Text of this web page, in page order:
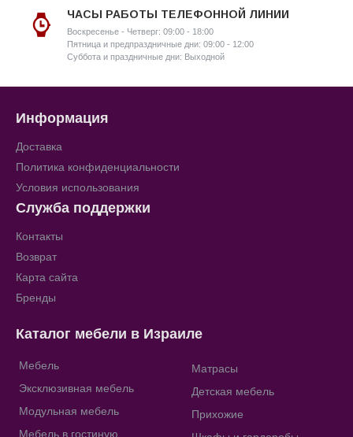
ЧАСЫ РАБОТЫ ТЕЛЕФОННОЙ ЛИНИИ
Воскресенье - Четверг: 09:00 - 18:00
Пятница и предпраздничные дни: 09:00 - 12:00
Суббота и праздничные дни: Выходной
Информация
Доставка
Политика конфиденциальности
Условия использования
Служба поддержки
Контакты
Возврат
Карта сайта
Бренды
Каталог мебели в Израиле
Мебель
Эксклюзивная мебель
Модульная мебель
Мебель в гостиную
Матрасы
Детская мебель
Прихожие